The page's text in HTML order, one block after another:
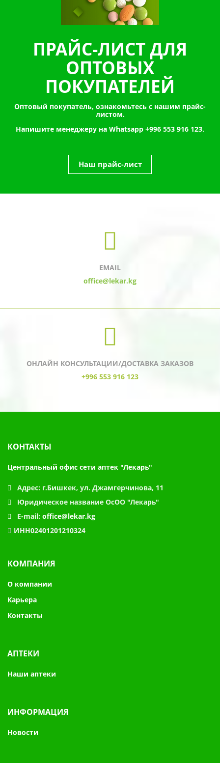
ПРАЙС-ЛИСТ ДЛЯ
ОПТОВЫХ
ПОКУПАТЕЛЕЙ
Оптовый покупатель, ознакомьтесь с нашим прайс-
листом.
Напишите менеджеру на Whatsapp +996 553 916 123.
Наш прайс-лист
EMAIL
office@lekar.kg
ОНЛАЙН КОНСУЛЬТАЦИИ/ДОСТАВКА ЗАКАЗОВ
+996 553 916 123
КОНТАКТЫ
Центральный офис сети аптек "Лекарь"
Адрес: г.Бишкек, ул. Джамгерчинова, 11
Юридическое название ОсОО "Лекарь"
E-mail: office@lekar.kg
ИНН02401201210324
КОМПАНИЯ
О компании
Карьера
Контакты
АПТЕКИ
Наши аптеки
ИНФОРМАЦИЯ
Новости